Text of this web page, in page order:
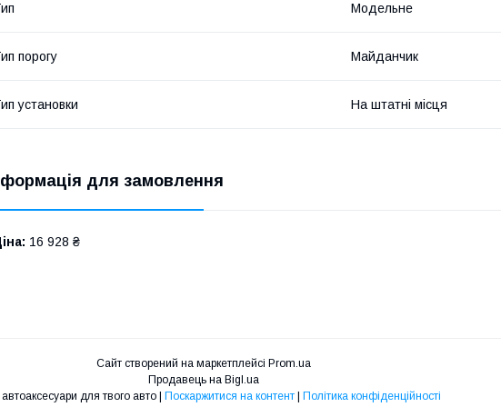
Модельне
порогу Майданчик
установки На штатні місця
для замовлення
16 928 ₴
Сайт створений на маркетплейсі Prom.ua
Продавець на Bigl.ua
Drive - автоаксесуари для твого авто | Поскаржитися на контент | Політика конфіденційності